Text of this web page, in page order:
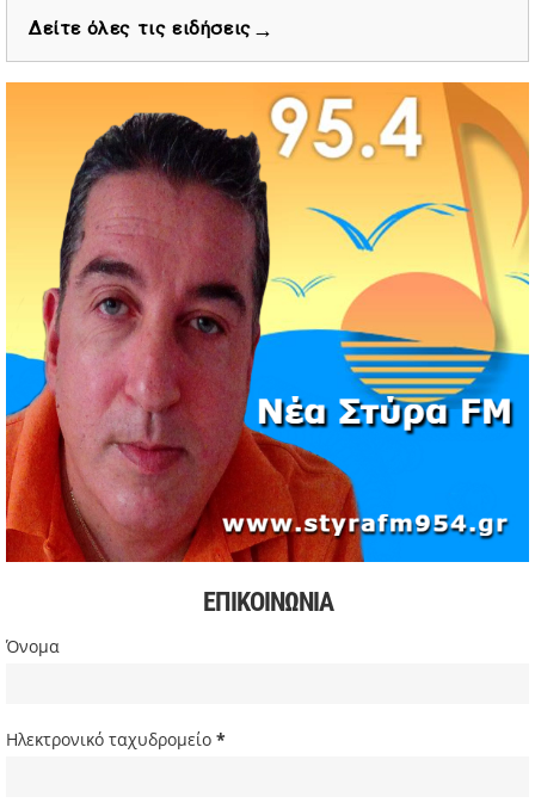
67 βουλευτές των Εργατικών ζητούν την παραίτηση του
Διάσωση 40 μεταναστών νότια της Γαύδου μετά από
εντοπισμό λέμβου
11/05/2026 | 19:37
Νέος πρόεδρος στον Αθλητικό Όμιλο Νέων Στύρων ο
Αντώνης Κουμάκης
11/05/2026 | 16:32
Formula 1: Κυριαρχία Αντονέλι στο Μαϊάμι και αύξηση
διαφοράς στη βαθμολογία
03/05/2026 | 19:35
Αυξήσεις στην αμόλυβδη βενζίνη σε υψηλά επίπεδα από
την αρχή της κρίσης
03/05/2026 | 10:30
Χιόνισε σε Πάρνηθα και Πεντέλη – Διακοπή κυκλοφορίας
στη Λ. Πάρνηθος
03/05/2026 | 09:49
Πιέσεις στην παγκόσμια αγορά πετρελαίου και
Σακίρα: Περίπου 2 εκατ. θεατές στη συναυλία της στο Ρίο
Ευρωβουλευτής Φαραντούρης: Το ΠΑΣΟΚ διεκδικεί ρόλο
εναλλακτικής πρότασης εξουσίας
Δείτε όλες τις ειδήσεις →
ΕΠΙΚΟΙΝΩΝΙΑ
Όνομα
Ηλεκτρονικό ταχυδρομείο *